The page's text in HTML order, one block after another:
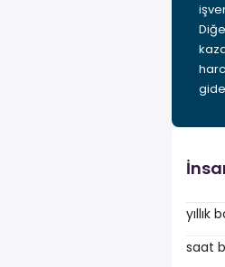
yıllık
saat